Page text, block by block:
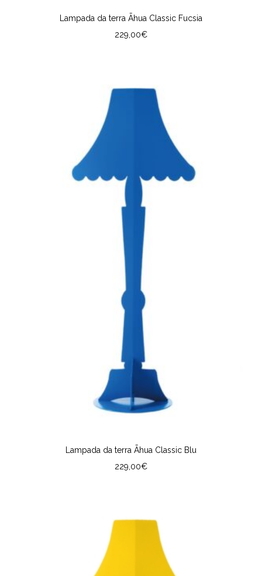
Lampada da terra Āhua Classic Fucsia
229,00€
Lampada da terra Āhua Classic Blu
229,00€